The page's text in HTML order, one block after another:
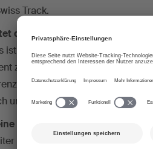
Track.
dir diese Auszeichnung?
ist ein tolles Gefühl, wenn man
zugleich Jury und Partner
durch die öffentliche
umso mehr.
Motivation, mitzumachen?
liebe ich die